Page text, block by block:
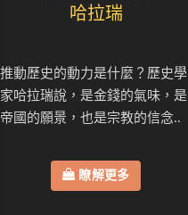
哈拉瑞
推動歷史的動力是什麼？歷史學
家哈拉瑞說，是金錢的氣味，是
帝國的願景，也是宗教的信念..
瞭解更多